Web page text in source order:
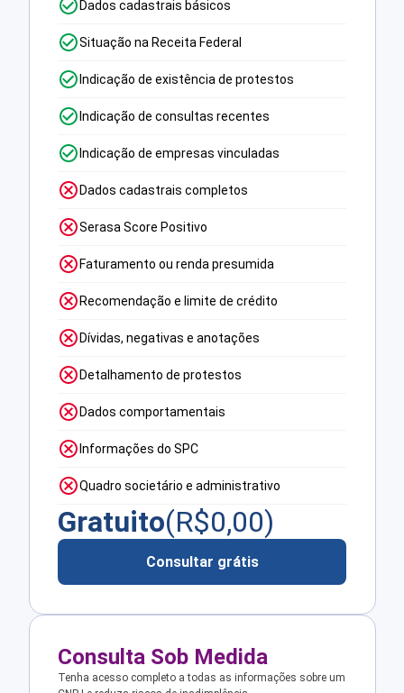
Dados cadastrais básicos
Situação na Receita Federal
Indicação de existência de protestos
Indicação de consultas recentes
Indicação de empresas vinculadas
Dados cadastrais completos
Serasa Score Positivo
Faturamento ou renda presumida
Recomendação e limite de crédito
Dívidas, negativas e anotações
Detalhamento de protestos
Dados comportamentais
Informações do SPC
Quadro societário e administrativo
Gratuito(R$0,00)
Consultar grátis
Consulta Sob Medida
Tenha acesso completo a todas as informações sobre um